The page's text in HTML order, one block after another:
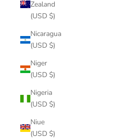
Zealand
(USD $)
Nicaragua
(USD $)
Niger
(USD $)
Nigeria
(USD $)
Niue
(USD $)